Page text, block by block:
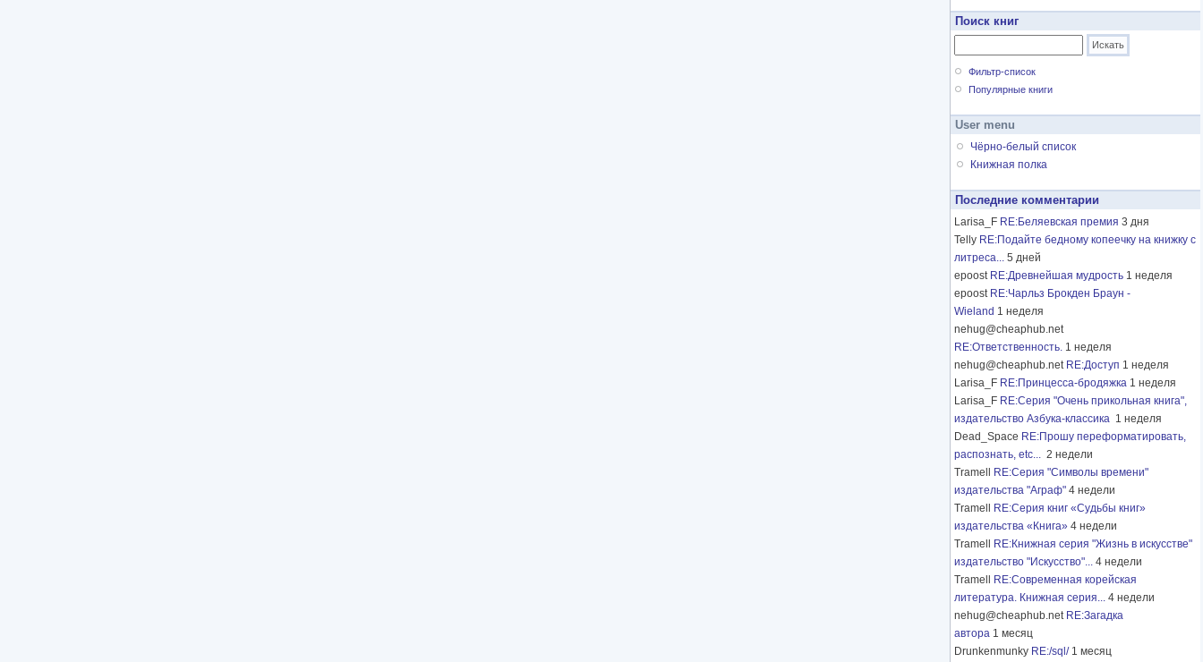
Поиск книг
Фильтр-список
Популярные книги
User menu
Чёрно-белый список
Книжная полка
Последние комментарии
Larisa_F RE:Беляевская премия 3 дня
Telly RE:Подайте бедному копеечку на книжку с
литреса... 5 дней
epoost RE:Древнейшая мудрость 1 неделя
epoost RE:Чарльз Брокден Браун -
Wieland 1 неделя
nehug@cheaphub.net
RE:Ответственность. 1 неделя
nehug@cheaphub.net RE:Доступ 1 неделя
Larisa_F RE:Принцесса-бродяжка 1 неделя
Larisa_F RE:Серия "Очень прикольная книга",
издательство Азбука-классика 1 неделя
Dead_Space RE:Прошу переформатировать,
распознать, etc... 2 недели
Tramell
RE:Серия "Символы времени"
издательства "Аграф" 4 недели
Tramell
RE:Серия книг «Судьбы книг»
издательства «Книга» 4 недели
Tramell
RE:Книжная серия "Жизнь в искусстве"
издательство "Искусство"... 4 недели
Tramell
RE:Современная корейская
литература. Книжная серия... 4 недели
nehug@cheaphub.net RE:Загадка
автора 1 месяц
Drunkenmunky RE:/sql/ 1 месяц